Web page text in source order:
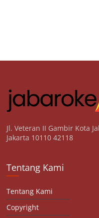
Jl. Veteran II Gambir Kota
Jakarta 10110 42118
Tentang Kami
Tentang Kami
Copyright